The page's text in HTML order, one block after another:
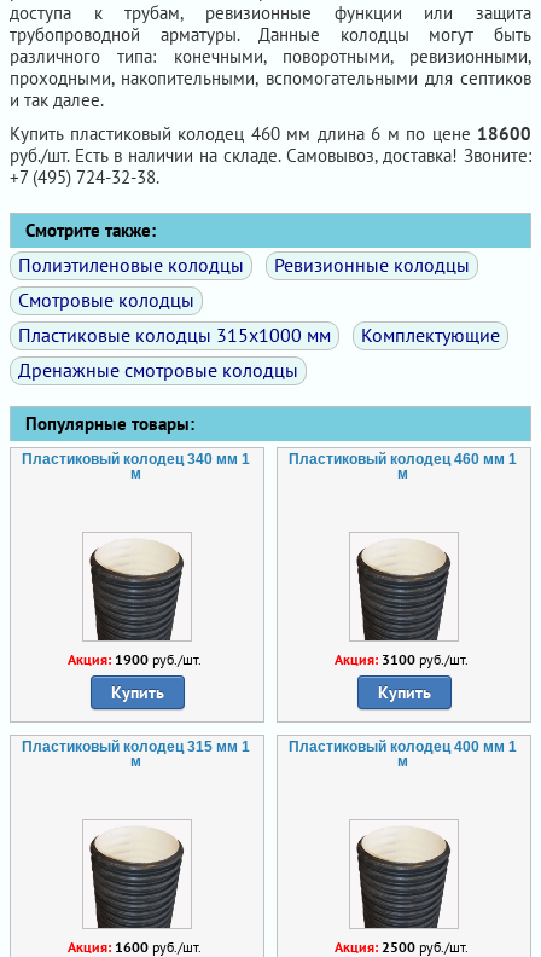
доступа к трубам, ревизионные функции или защита
трубопроводной арматуры. Данные колодцы могут быть
различного типа: конечными, поворотными, ревизионными,
проходными, накопительными, вспомогательными для септиков
и так далее.
Купить пластиковый колодец 460 мм длина 6 м по цене 18600
руб./шт. Есть в наличии на складе. Самовывоз, доставка! Звоните:
+7 (495) 724-32-38.
Смотрите также:
Полиэтиленовые колодцы
Ревизионные колодцы
Смотровые колодцы
Пластиковые колодцы 315х1000 мм
Комплектующие
Дренажные смотровые колодцы
Популярные товары:
Пластиковый колодец 340 мм 1
м
Акция: 1900руб./шт.
Купить
Пластиковый колодец 460 мм 1
м
Акция: 3100руб./шт.
Купить
Пластиковый колодец 315 мм 1
м
Акция: 1600руб./шт.
Пластиковый колодец 400 мм 1
м
Акция: 2500руб./шт.